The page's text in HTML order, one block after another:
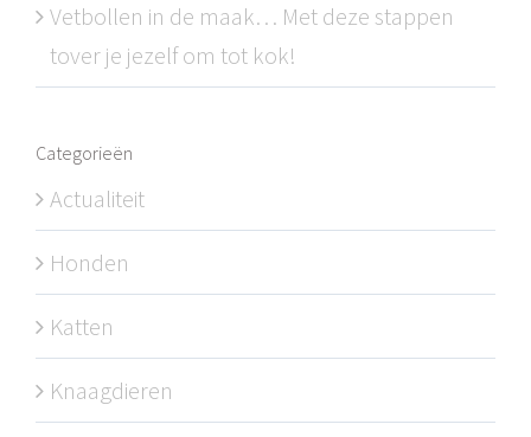
Vetbollen in de maak… Met deze stappen
tover je jezelf om tot kok!
Categorieën
Actualiteit
Honden
Katten
Knaagdieren